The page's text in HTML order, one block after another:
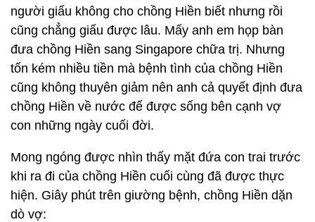
người giấu không cho chồng Hiền biết nhưng rồi
cũng chẳng giấu được lâu. Mấy anh em họp bàn
đưa chồng Hiền sang Singapore chữa trị. Nhưng
tốn kém nhiều tiền mà bệnh tình của chồng Hiền
cũng không thuyên giảm nên anh cả quyết định đưa
chồng Hiền về nước để được sống bên cạnh vợ
con những ngày cuối đời.
Mong ngóng được nhìn thấy mặt đứa con trai trước
khi ra đi của chồng Hiền cuối cùng đã được thực
hiện. Giây phút trên giường bệnh, chồng Hiền dặn
dò vợ: